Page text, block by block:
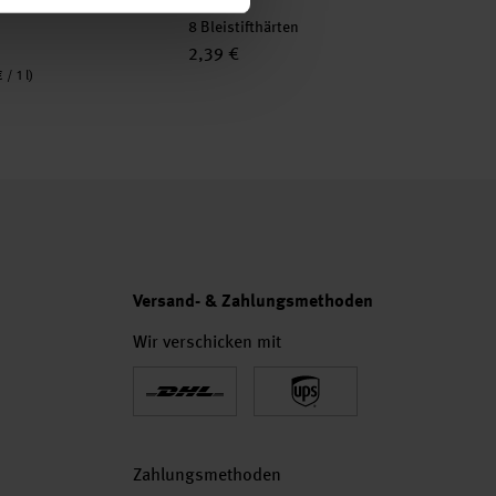
/ 1 l)
8 Bleistifthärten
2,39 €
Versand- & Zahlungsmethoden
Wir verschicken mit
Zahlungsmethoden